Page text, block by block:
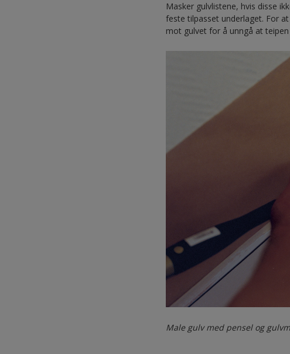
Masker gulvlistene, hvis disse
feste tilpasset underlaget. For
mot gulvet for å unngå at
Male gulv med pensel og